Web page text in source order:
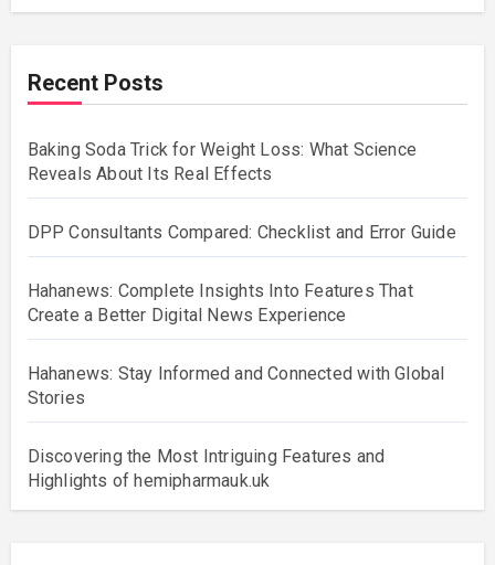
Recent Posts
Baking Soda Trick for Weight Loss: What Science
Reveals About Its Real Effects
DPP Consultants Compared: Checklist and Error Guide
Hahanews: Complete Insights Into Features That
Create a Better Digital News Experience
Hahanews: Stay Informed and Connected with Global
Stories
Discovering the Most Intriguing Features and
Highlights of hemipharmauk.uk